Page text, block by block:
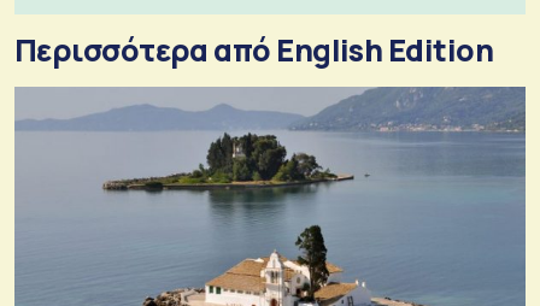
Περισσότερα από English Edition